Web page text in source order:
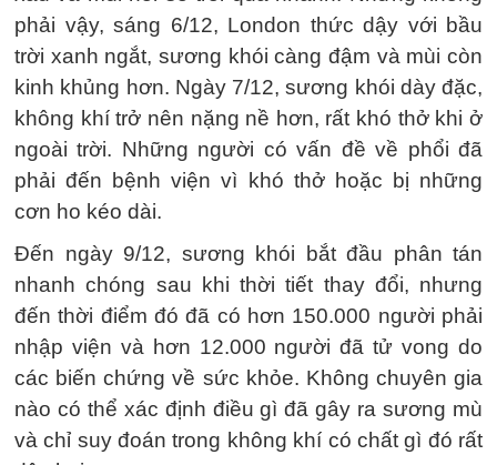
phải vậy, sáng 6/12, London thức dậy với bầu
trời xanh ngắt, sương khói càng đậm và mùi còn
kinh khủng hơn. Ngày 7/12, sương khói dày đặc,
không khí trở nên nặng nề hơn, rất khó thở khi ở
ngoài trời. Những người có vấn đề về phổi đã
phải đến bệnh viện vì khó thở hoặc bị những
cơn ho kéo dài.
Đến ngày 9/12, sương khói bắt đầu phân tán
nhanh chóng sau khi thời tiết thay đổi, nhưng
đến thời điểm đó đã có hơn 150.000 người phải
nhập viện và hơn 12.000 người đã tử vong do
các biến chứng về sức khỏe. Không chuyên gia
nào có thể xác định điều gì đã gây ra sương mù
và chỉ suy đoán trong không khí có chất gì đó rất